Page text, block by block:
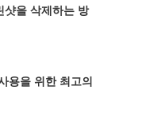
을 삭제하는 방
용을 위한 최고의